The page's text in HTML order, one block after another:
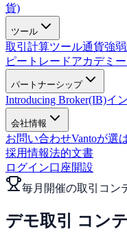
貨)
ツール
取引計算ツール通貨強弱
ピートレードアカデミー
パートナーシップ
Introducing Broker(IB)イ
会社情報
お問い合わせVantoが選
採用情報法的文書
ログイン口座開設
毎月開催の取引コン
デモ取引 コン